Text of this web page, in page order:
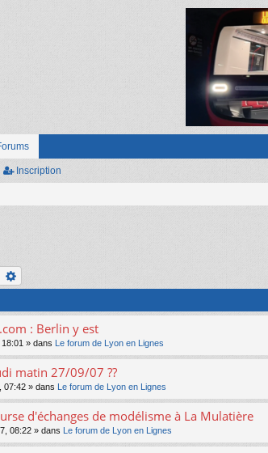
Inscription
: Berlin y est
» dans Le forum de Lyon en Lignes
matin 27/09/07 ??
07:42 » dans Le forum de Lyon en Lignes
d'échanges de modélisme à La Mulatière
08:22 » dans Le forum de Lyon en Lignes